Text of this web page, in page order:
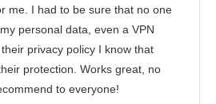
me. I had to be sure that no one
personal data, even a VPN
privacy policy I know that
protection. Works great, no
to everyone!